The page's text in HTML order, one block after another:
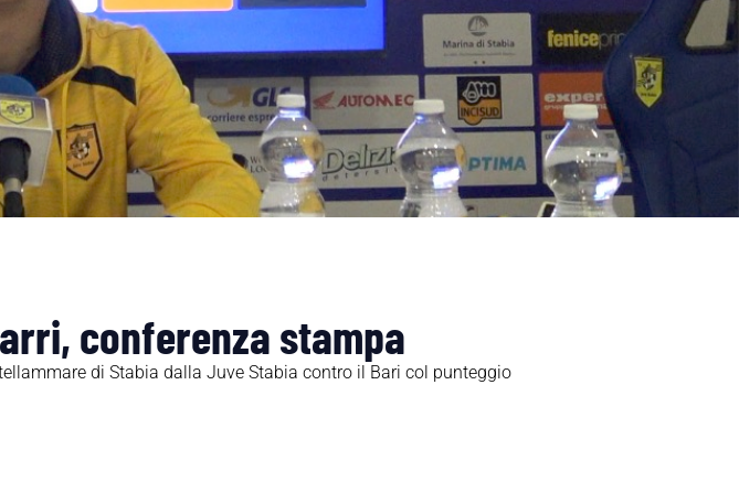
conferenza stampa
di Stabia dalla Juve Stabia contro il Bari col punteggio